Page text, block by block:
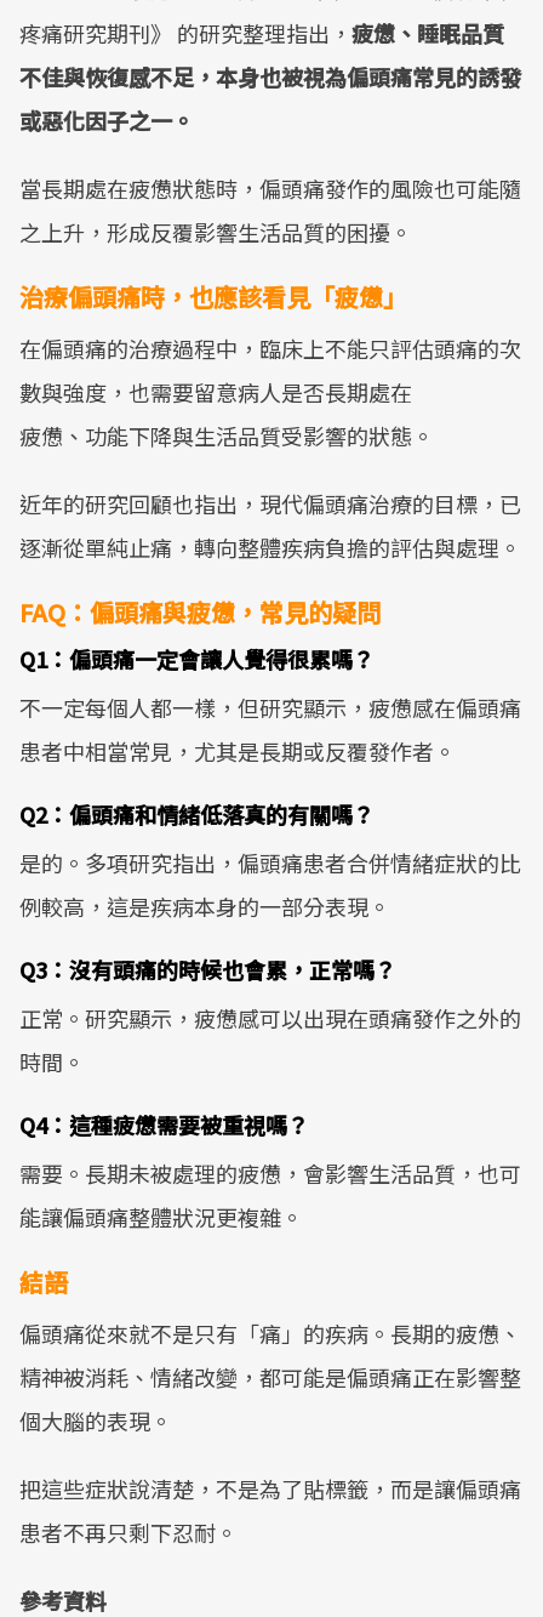
疼痛研究期刊》 的研究整理指出， 疲憊、睡眠品質
不佳與恢復感不足，本身也被視為偏頭痛常見的誘發
或惡化因子之一。
當長期處在疲憊狀態時，偏頭痛發作的風險也可能隨
之上升，形成反覆影響生活品質的困擾。
治療偏頭痛時，也應該看見「疲憊」
在偏頭痛的治療過程中，臨床上不能只評估頭痛的次
數與強度，也需要留意病人是否長期處在
疲憊、功能下降與生活品質受影響的狀態。
近年的研究回顧也指出，現代偏頭痛治療的目標，已
逐漸從單純止痛，轉向整體疾病負擔的評估與處理。
FAQ：偏頭痛與疲憊，常見的疑問
Q1：偏頭痛一定會讓人覺得很累嗎？
不一定每個人都一樣，但研究顯示，疲憊感在偏頭痛
患者中相當常見，尤其是長期或反覆發作者。
Q2：偏頭痛和情緒低落真的有關嗎？
是的。多項研究指出，偏頭痛患者合併情緒症狀的比
例較高，這是疾病本身的一部分表現。
Q3：沒有頭痛的時候也會累，正常嗎？
正常。研究顯示，疲憊感可以出現在頭痛發作之外的
時間。
Q4：這種疲憊需要被重視嗎？
需要。長期未被處理的疲憊，會影響生活品質，也可
能讓偏頭痛整體狀況更複雜。
結語
偏頭痛從來就不是只有「痛」的疾病。長期的疲憊、
精神被消耗、情緒改變，都可能是偏頭痛正在影響整
個大腦的表現。
把這些症狀說清楚，不是為了貼標籤，而是讓偏頭痛
患者不再只剩下忍耐。
參考資料